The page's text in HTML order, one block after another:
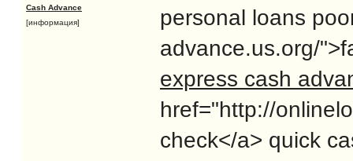
Cash Advance
[информация]
personal loans
advance.us.org/
express cash
href="http://
check</a> quick